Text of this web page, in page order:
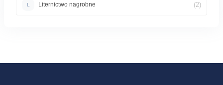
L Liternictwo nagrobne (2)